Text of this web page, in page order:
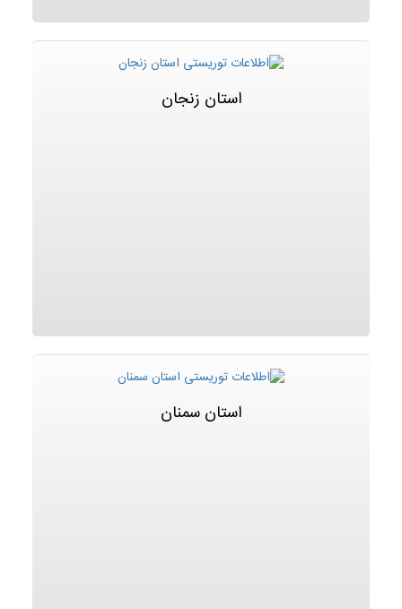
استان زنجان
استان سمنان